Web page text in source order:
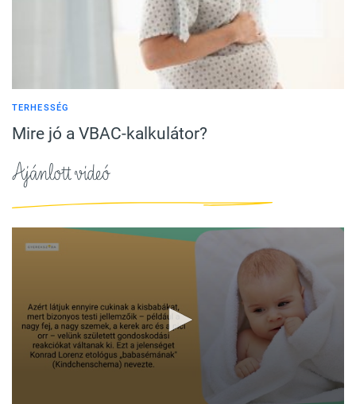
TERHESSÉG
Mire jó a VBAC-kalkulátor?
Ajánlott videó